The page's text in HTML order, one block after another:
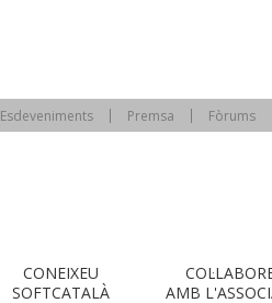
Esdeveniments Premsa Fòrums
CONEIXEU
SOFTCATALÀ
AMB